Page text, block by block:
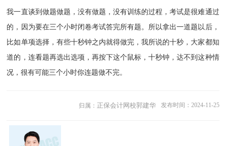
我一直谈到做题做题，没有做题，没有训练的过程，考试是很难通过
的，因为要在三个小时闭卷考试答完所有题。所以拿出一道题以后，
比如单项选择，有些十秒钟之内就得做完，我所说的十秒，大家都知
道的，连看题再选出选项，再按下这个鼠标，十秒钟，达不到这种情
况，很有可能三个小时你连题做不完。
发布时间：2024-11-25
归属： 正保会计网校郭建华